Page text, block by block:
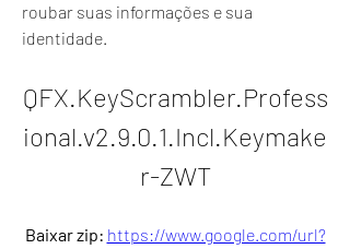
roubar suas informações e sua
identidade.
QFX.KeyScrambler.Profess
ional.v2.9.0.1.Incl.Keymake
r-ZWT
Baixar zip: https://www.google.com/url?